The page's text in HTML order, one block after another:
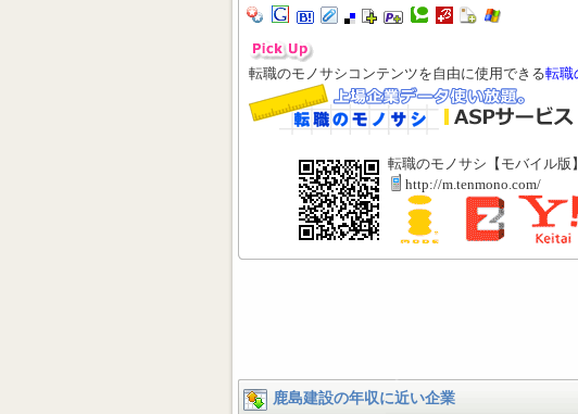
転職のモノサシコンテンツを自由に使用できる転職
転職のモノサシ【モバイル版
http://m.tenmono.com/
鹿島建設の年収に近い企業